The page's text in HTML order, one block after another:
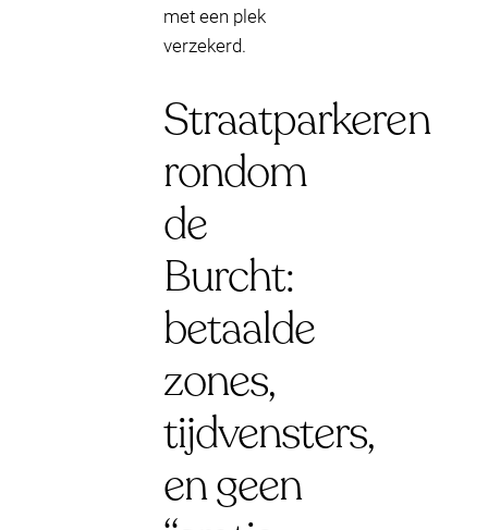
met een plek
verzekerd.
Straatparkeren
rondom
de
Burcht:
betaalde
zones,
tijdvensters,
en geen